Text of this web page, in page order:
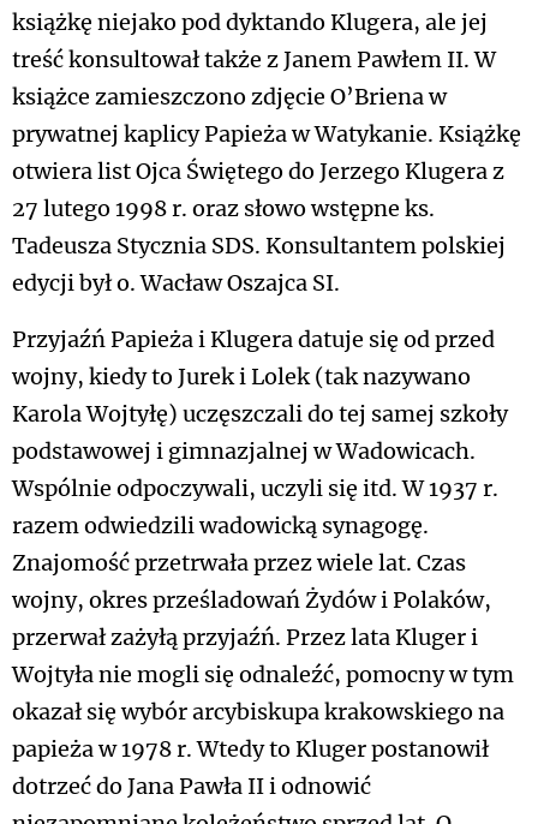
książkę niejako pod dyktando Klugera, ale jej
treść konsultował także z Janem Pawłem II. W
książce zamieszczono zdjęcie O’Briena w
prywatnej kaplicy Papieża w Watykanie. Książkę
otwiera list Ojca Świętego do Jerzego Klugera z
27 lutego 1998 r. oraz słowo wstępne ks.
Tadeusza Stycznia SDS. Konsultantem polskiej
edycji był o. Wacław Oszajca SI.
Przyjaźń Papieża i Klugera datuje się od przed
wojny, kiedy to Jurek i Lolek (tak nazywano
Karola Wojtyłę) uczęszczali do tej samej szkoły
podstawowej i gimnazjalnej w Wadowicach.
Wspólnie odpoczywali, uczyli się itd. W 1937 r.
razem odwiedzili wadowicką synagogę.
Znajomość przetrwała przez wiele lat. Czas
wojny, okres prześladowań Żydów i Polaków,
przerwał zażyłą przyjaźń. Przez lata Kluger i
Wojtyła nie mogli się odnaleźć, pomocny w tym
okazał się wybór arcybiskupa krakowskiego na
papieża w 1978 r. Wtedy to Kluger postanowił
dotrzeć do Jana Pawła II i odnowić